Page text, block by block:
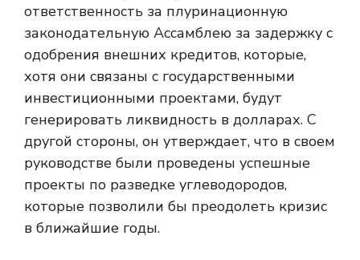
ответственность за плуринационную
законодательную Ассамблею за задержку с
одобрения внешних кредитов, которые,
хотя они связаны с государственными
инвестиционными проектами, будут
генерировать ликвидность в долларах. С
другой стороны, он утверждает, что в своем
руководстве были проведены успешные
проекты по разведке углеводородов,
которые позволили бы преодолеть кризис
в ближайшие годы.